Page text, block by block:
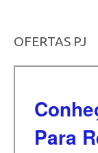
OFERTAS PJ